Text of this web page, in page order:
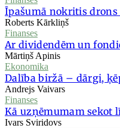
Īpašumā nokritis
Roberts Kārkliņš
Finanses
Ar dividendēm un
Mārtiņš Apinis
Ekonomika
Dalība biržā – dārgi,
Andrejs Vaivars
Finanses
Kā uzņēmumam sekot
Ivars Sviridovs